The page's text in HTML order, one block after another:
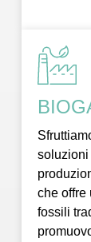
soluzioni
che offre
fossili